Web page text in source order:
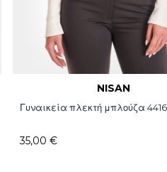
NISAN
Γυναικεία πλεκτή μπλούζα
35,00 €